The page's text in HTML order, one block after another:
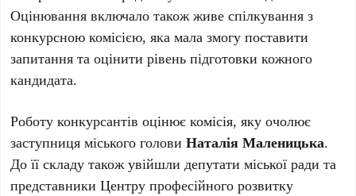
Оцінювання включало також живе спілкування з
конкурсною комісією, яка мала змогу поставити
запитання та оцінити рівень підготовки кожного
кандидата.
Роботу конкурсантів оцінює комісія, яку очолює
заступниця міського головиНаталія Маленицька.
До її складу також увійшли депутати міської ради та
представники Центру професійного розвитку